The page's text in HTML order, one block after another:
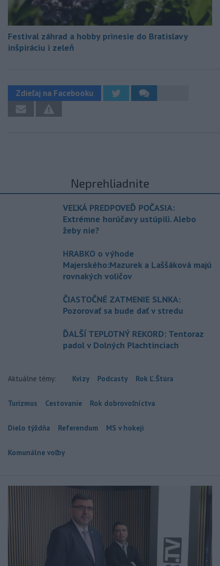
Festival záhrad a hobby prinesie do Bratislavy
inšpiráciu i zeleň
Zdieľaj na Facebooku
Neprehliadnite
VEĽKÁ PREDPOVEĎ POČASIA:
Extrémne horúčavy ustúpili. Alebo
žeby nie?
HRABKO o výhode
Majerského:Mazurek a Laššáková majú
rovnakých voličov
ČIASTOČNÉ ZATMENIE SLNKA:
Pozorovať sa bude dať v stredu
ĎALŠÍ TEPLOTNÝ REKORD: Tentoraz
padol v Dolných Plachtinciach
Aktuálne témy: Kvízy Podcasty Rok Ľ.Štúra
Turizmus Cestovanie Rok dobrovoľníctva
Dielo týždňa Referendum MS v hokeji
Komunálne voľby